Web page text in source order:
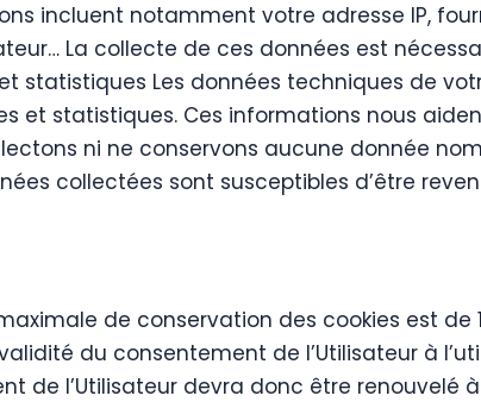
incluent notamment votre adresse IP,
La collecte de ces données est
statistiques Les données techniques de
et statistiques. Ces informations nous
ni ne conservons aucune donnée
collectées sont susceptibles d’être
de conservation des cookies est
du consentement de l’Utilisateur à
de l’Utilisateur devra donc être renouvelé